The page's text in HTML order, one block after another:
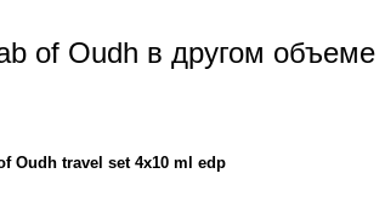
of Oudh в другом объеме
Oudh travel set 4x10 ml edp